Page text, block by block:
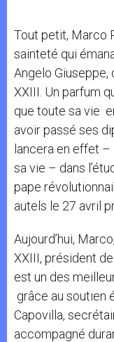
Tout petit, Marco
sainteté qui
Angelo Giuseppe,
XXIII. Un parfum
que toute sa vie
avoir passé ses
lancera en effet
sa vie – dans
pape
autels le 27 avril
Aujourd’hui,
XXIII, président
est un des
grâce au soutien
Capovilla,
accompagné